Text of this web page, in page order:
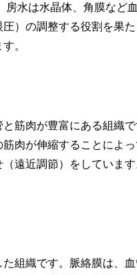
水は水晶体、角膜など
）の調整する役割を果
。
筋肉が豊富にある組織
肉が伸縮することによ
遠近調節）をしていま
組織です。脈絡膜は、